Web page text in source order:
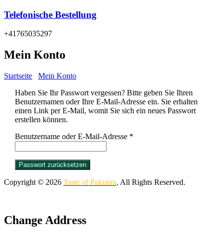
Telefonische Bestellung
+41765035297
Mein Konto
Startseite Mein Konto
Haben Sie Ihr Passwort vergessen? Bitte geben Sie Ihren
Benutzernamen oder Ihre E-Mail-Adresse ein. Sie erhalten
einen Link per E-Mail, womit Sie sich ein neues Passwort
erstellen können.
Benutzername oder E-Mail-Adresse *Erforderlich
Passwort zurücksetzen
Copyright © 2026 Taste of Pakistan. All Rights Reserved.
Change Address